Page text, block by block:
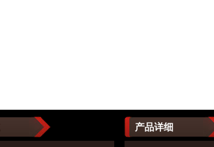
产品详细